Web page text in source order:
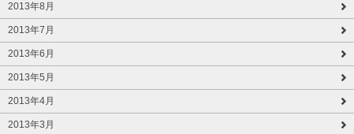
2013年8月
2013年7月
2013年6月
2013年5月
2013年4月
2013年3月